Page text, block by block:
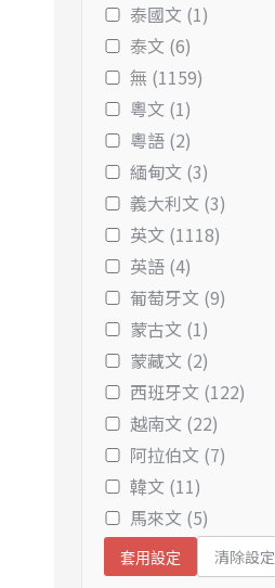
泰國文 (1)
泰文 (6)
無 (1159)
粵文 (1)
粵語 (2)
緬甸文 (3)
義大利文 (3)
英文 (1118)
英語 (4)
葡萄牙文 (9)
蒙古文 (1)
蒙藏文 (2)
西班牙文 (122)
越南文 (22)
阿拉伯文 (7)
韓文 (11)
馬來文 (5)
套用設定 清除設定